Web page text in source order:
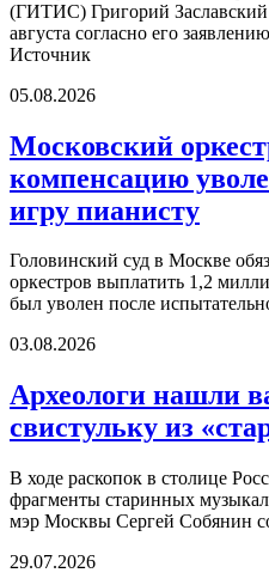
(ГИТИС) Григорий
августа согласно его
Источник
05.08.2026
Московский
компенсацию
игру пианисту
Головинский суд в Москве
оркестров выплатить 1,2
был уволен после
03.08.2026
Археологи нашли
свистульку из
В ходе раскопок в столице
фрагменты старинных
мэр Москвы Сергей Собянин
29.07.2026